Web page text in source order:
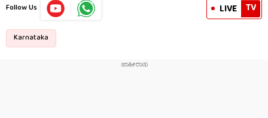
Follow Us LIVE TV
Karnataka